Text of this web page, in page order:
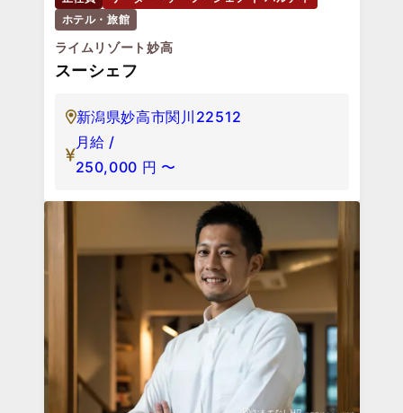
ホテル・旅館
ライムリゾート妙高
スーシェフ
新潟県妙高市関川22512
月給 /
250,000 円 〜